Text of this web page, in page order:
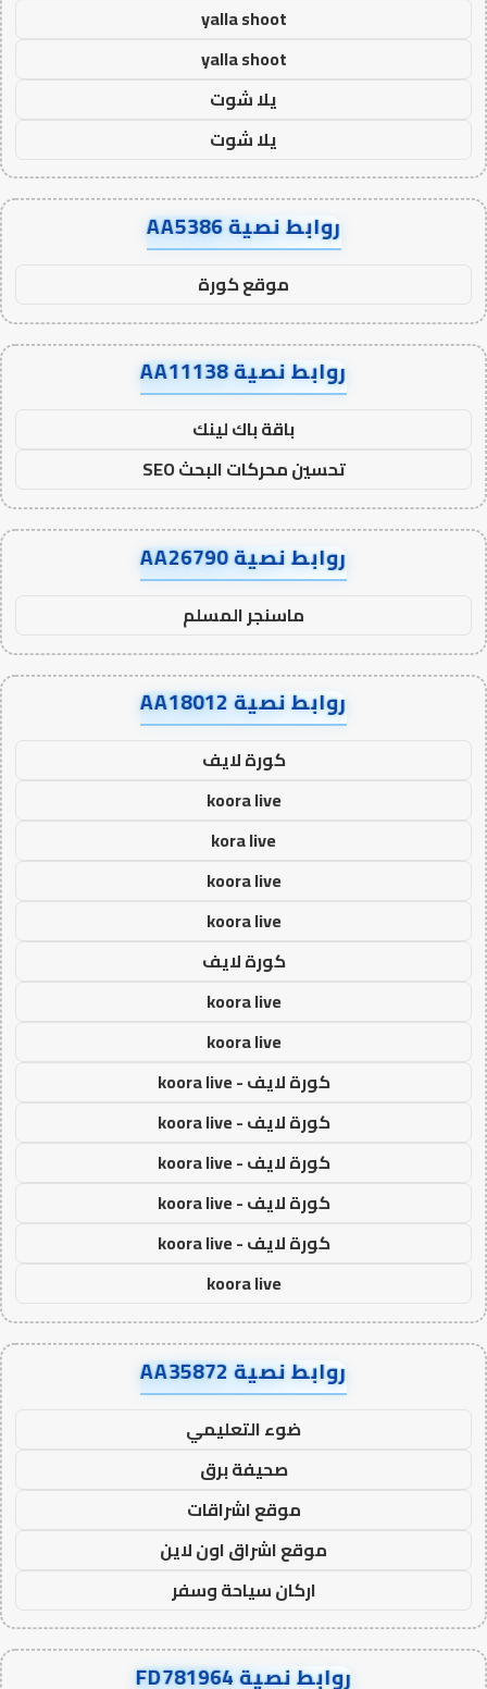
yalla shoot
yalla shoot
يلا شوت
يلا شوت
روابط نصية AA5386
موقع كورة
روابط نصية AA11138
باقة باك لينك
تحسين محركات البحث SEO
روابط نصية AA26790
ماسنجر المسلم
روابط نصية AA18012
كورة لايف
koora live
kora live
koora live
koora live
كورة لايف
koora live
koora live
كورة لايف - koora live
كورة لايف - koora live
كورة لايف - koora live
كورة لايف - koora live
كورة لايف - koora live
koora live
روابط نصية AA35872
ضوء التعليمي
صحيفة برق
موقع اشراقات
موقع اشراق اون لاين
اركان سياحة وسفر
روابط نصية FD781964